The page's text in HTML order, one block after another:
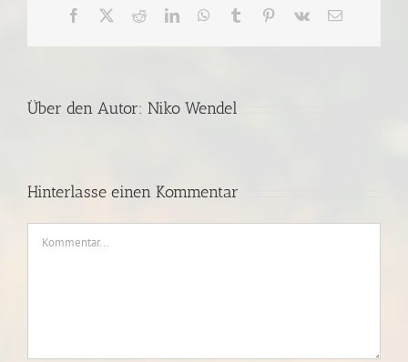
Facebook RedditLinkedInWhatsApp
Tumblr Pinterest
Vk
E-
Über den Autor: Niko Wendel
Hinterlasse einen Kommentar